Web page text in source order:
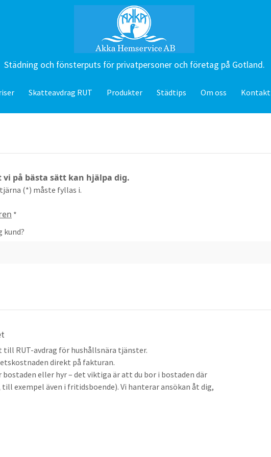
Städning och fönsterputs för privatpersoner och företag på Gotland.
Skatteavdrag RUT Produkter Städtips Om oss Kontakt
vi på bästa sätt kan hjälpa dig.
(*) måste fyllas i.
kund?
till RUT-avdrag för hushållsnära tjänster.
direkt på fakturan.
eller hyr – det viktiga är att du bor i bostaden där
exempel även i fritidsboende). Vi hanterar ansökan åt dig,